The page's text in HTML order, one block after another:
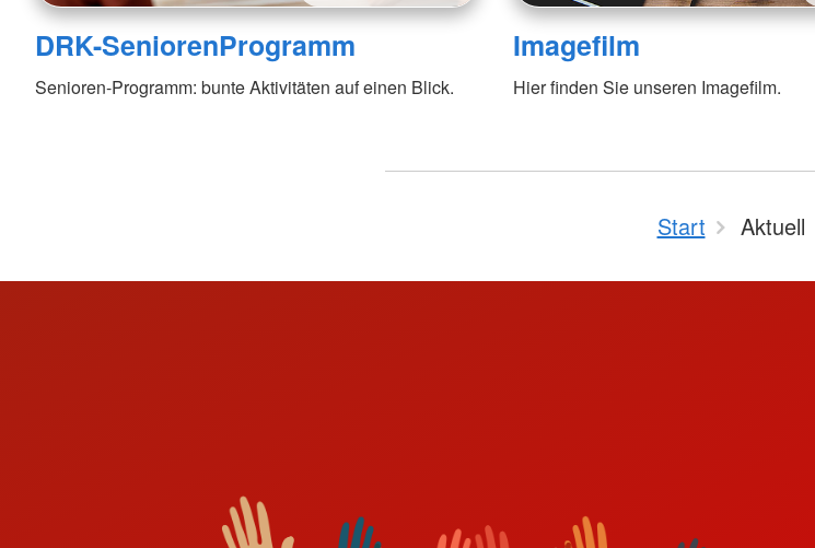
DRK-SeniorenProgramm
Senioren-Programm: bunte Aktivitäten auf einen Blick.
Imagefilm
Hier finden Sie unseren Imagefilm.
Start Aktuell